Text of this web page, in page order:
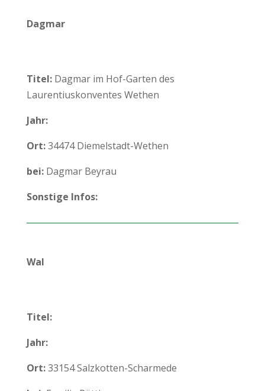
Dagmar
Titel:Dagmar im Hof-Garten des
Laurentiuskonventes Wethen
Jahr:
Ort:34474 Diemelstadt-Wethen
bei:Dagmar Beyrau
Sonstige Infos:
Wal
Titel:
Jahr:
Ort:33154 Salzkotten-Scharmede